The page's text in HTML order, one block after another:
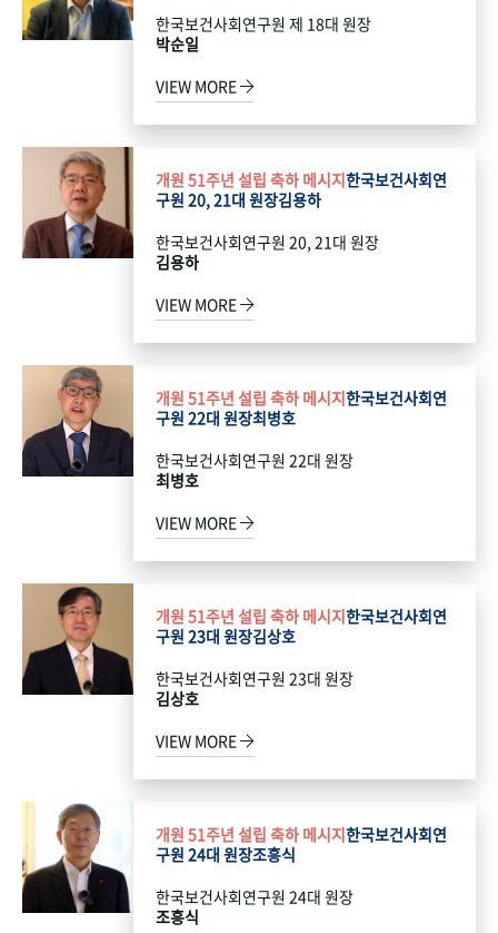
한국보건사회연구원 제 18대 원장
박순일
VIEW MORE
개원 51주년 설립 축하 메시지한국보건사회연
구원 20, 21대 원장김용하
한국보건사회연구원 20, 21대 원장
김용하
VIEW MORE
개원 51주년 설립 축하 메시지한국보건사회연
구원 22대 원장최병호
한국보건사회연구원 22대 원장
최병호
VIEW MORE
개원 51주년 설립 축하 메시지한국보건사회연
구원 23대 원장김상호
한국보건사회연구원 23대 원장
김상호
VIEW MORE
개원 51주년 설립 축하 메시지한국보건사회연
구원 24대 원장조흥식
한국보건사회연구원 24대 원장
조흥식